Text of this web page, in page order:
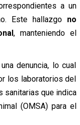
a un
Este hallazgo no
, manteniendo el
denuncia, lo cual
los laboratorios del
sanitarias que indica
(OMSA) para el